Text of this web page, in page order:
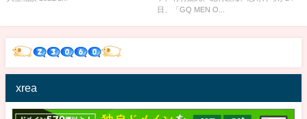
「GQ MEN OF THE YEAR 2021
日、「GQ MEN O...
xrea